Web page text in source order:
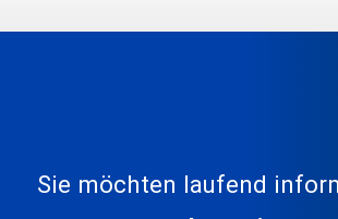
Sie möchten laufend